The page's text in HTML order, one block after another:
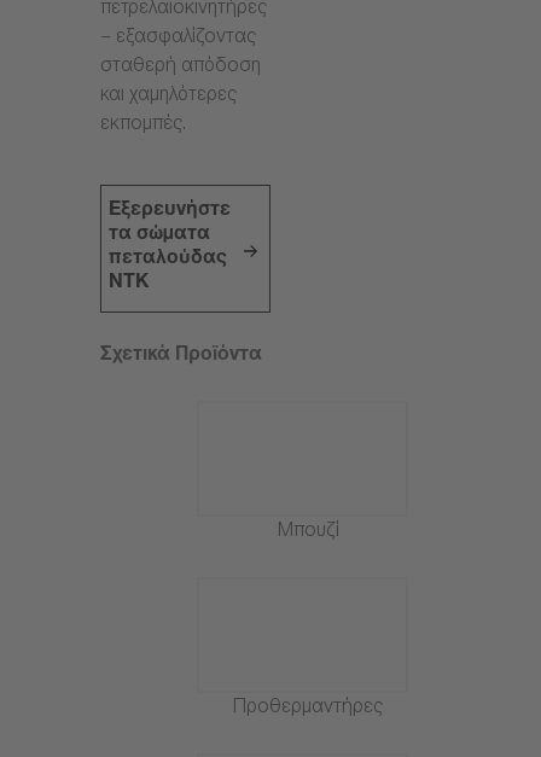
πετρελαιοκινητήρες
– εξασφαλίζοντας
σταθερή απόδοση
και χαμηλότερες
εκπομπές.
Εξερευνήστε
τα σώματα
πεταλούδας
NTK
Σχετικά Προϊόντα
Μπουζί
Προθερμαντήρες